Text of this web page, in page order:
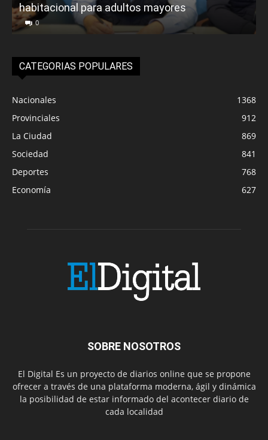
habitacional para adultos mayores
0
CATEGORIAS POPULARES
Nacionales
1368
Provinciales
912
La Ciudad
869
Sociedad
841
Deportes
768
Economía
627
SOBRE NOSOTROS
El Digital Es un proyecto de diarios online que se propone
ofrecer a través de una plataforma moderna, ágil y dinámica
la posibilidad de estar informado del acontecer diario de
cada localidad